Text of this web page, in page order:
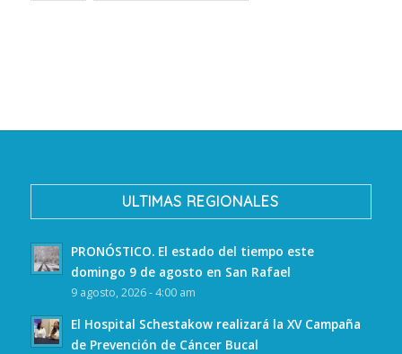
ULTIMAS REGIONALES
PRONÓSTICO. El estado del tiempo este
domingo 9 de agosto en San Rafael
9 agosto, 2026 - 4:00 am
El Hospital Schestakow realizará la XV Campaña
de Prevención de Cáncer Bucal